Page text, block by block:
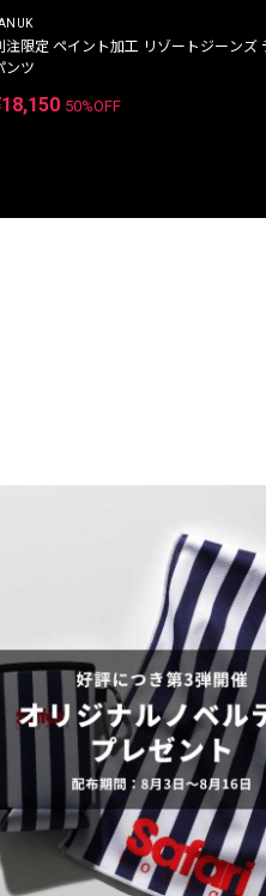
注限定 ペイント加工 リゾートジーンズ
ンツ
50%OFF